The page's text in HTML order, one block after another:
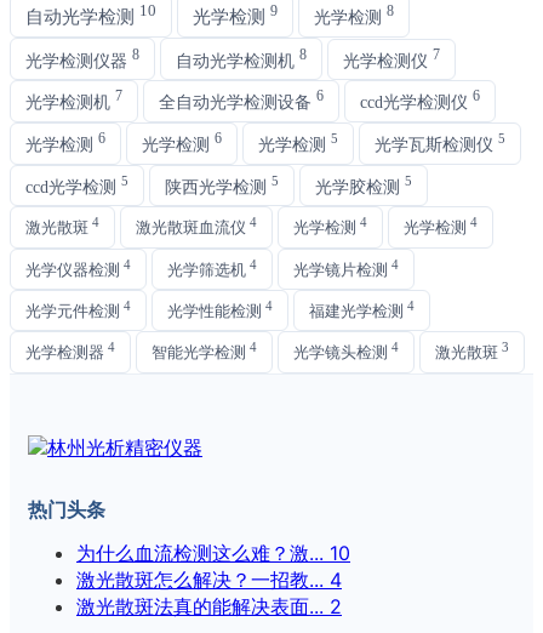
自动光学检测 10 光学检测 9 光学检测 8
光学检测仪器 8 自动光学检测机 8 光学检测仪 7
光学检测机 7 全自动光学检测设备 6 ccd光学检测仪 6
光学检测 6 光学检测 6 光学检测 5 光学瓦斯检测仪 5
ccd光学检测 5 陕西光学检测 5 光学胶检测 5
激光散斑 4 激光散斑血流仪 4 光学检测 4 光学检测 4
光学仪器检测 4 光学筛选机 4 光学镜片检测 4
光学元件检测 4 光学性能检测 4 福建光学检测 4
光学检测器 4 智能光学检测 4 光学镜头检测 4 激光散斑 3
热门头条
为什么血流检测这么难？激... 10
激光散斑怎么解决？一招教... 4
激光散斑法真的能解决表面... 2